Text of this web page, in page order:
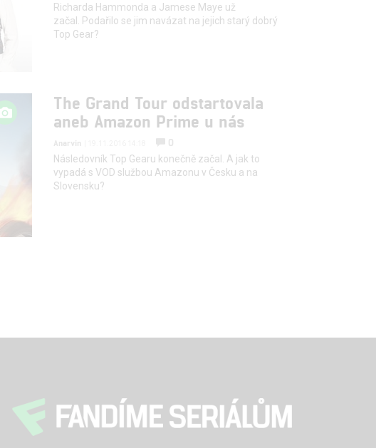
Richarda Hammonda a Jamese Maye už
začal. Podařilo se jim navázat na jejich starý dobrý
Top Gear?
The Grand Tour odstartovala
aneb Amazon Prime u nás
Anarvin
0
Následovník Top Gearu konečně začal. A jak to
vypadá s VOD službou Amazonu v Česku a na
Slovensku?